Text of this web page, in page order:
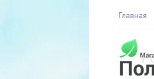
Главная